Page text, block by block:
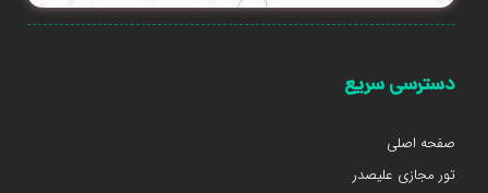
دسترسی سریع
صفحه اصلی
تور مجازی علیصدر